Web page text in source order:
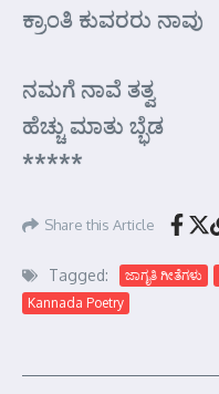
ಕ್ರಾಂತಿ ಕುವರರು ನಾವು
ನಮಗೆ ನಾವೆ ತತ್ವ
ಹೆಚ್ಚು ಮಾತು ಬ್ಭೆಡ
*****
Share this Article
Tagged: ಜಾಗೃತಿ ಗೀತೆಗಳು
Kannada Poetry